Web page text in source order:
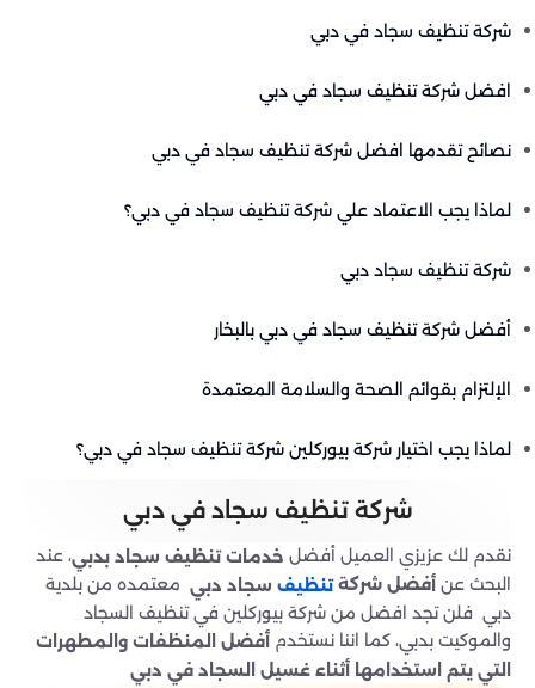
شركة تنظيف سجاد في دبي
افضل شركة تنظيف سجاد في دبي
نصائح تقدمها افضل شركة تنظيف سجاد في دبي
لماذا يجب الاعتماد علي شركة تنظيف سجاد في دبي؟
شركة تنظيف سجاد دبي
أفضل شركة تنظيف سجاد في دبي بالبخار
الإلتزام بقوائم الصحة والسلامة المعتمدة
لماذا يجب اختيار شركة بيوركلين شركة تنظيف سجاد في دبي؟
شركة تنظيف سجاد في دبي
نقدم لك عزيزي العميل أفضل خدمات تنظيف سجاد بدبي، عند
البحث عن أفضل شركةتنظيف سجاد دبي معتمده من بلدية
دبي فلن تجد افضل من شركة بيوركلين في تنظيف السجاد
والموكيت بدبي، كما اننا نستخدم أفضل المنظفات والمطهرات
التي يتم استخدامها أثناء غسيل السجاد في دبي